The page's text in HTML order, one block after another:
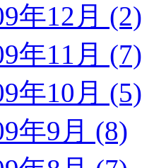
年12月 (2)
年11月 (7)
年10月 (5)
年9月 (8)